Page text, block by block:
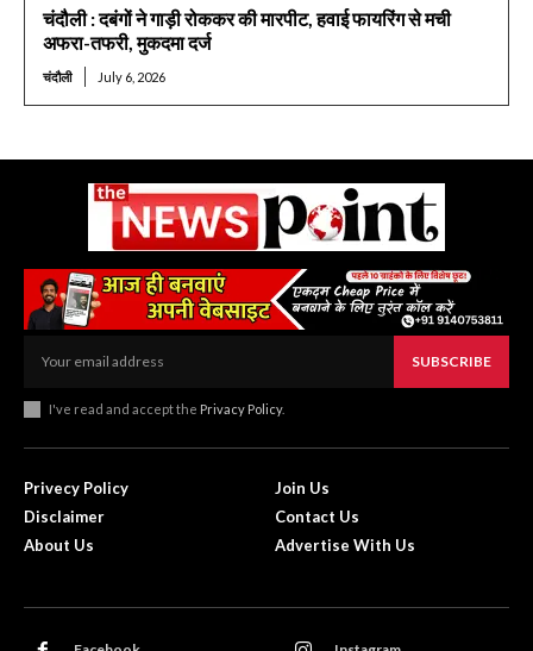
चंदौली : दबंगों ने गाड़ी रोककर की मारपीट, हवाई फायरिंग से मची
अफरा-तफरी, मुकदमा दर्ज
चंदौली July 6, 2026
SUBSCRIBE
I've read and accept the Privacy Policy.
Privecy Policy
Disclaimer
About Us
Join Us
Contact Us
Advertise With Us